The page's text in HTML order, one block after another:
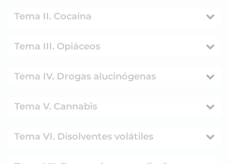
Tema II. Cocaína
Tema III. Opiáceos
Tema IV. Drogas alucinógenas
Tema V. Cannabis
Tema VI. Disolventes volátiles